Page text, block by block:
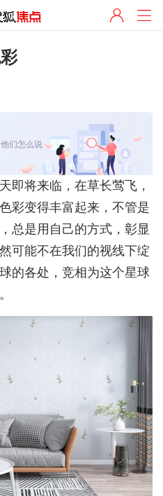
们怎么说
即将来临，在草长莺飞，
彩变得丰富起来，不管是
总是用自己的方式，彰显
可能不在我们的视线下绽
的各处，竞相为这个星球